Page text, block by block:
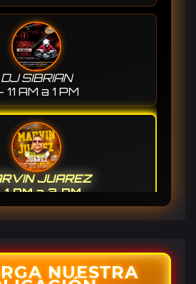
DJ SIBRIAN
11 AM a 1 PM
JUAREZ
1 PM a 3 PM
EN VIVO 🔴
NUESTRA